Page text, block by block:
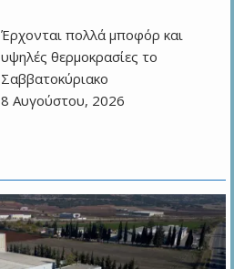
Έρχονται πολλά μποφόρ και
υψηλές θερμοκρασίες το
Σαββατοκύριακο
8 Αυγούστου, 2026